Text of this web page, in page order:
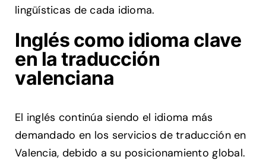
lingüísticas de cada idioma.
Inglés como idioma clave
en la traducción
valenciana
El inglés continúa siendo el idioma más
demandado en los servicios de traducción en
Valencia, debido a su posicionamiento global.